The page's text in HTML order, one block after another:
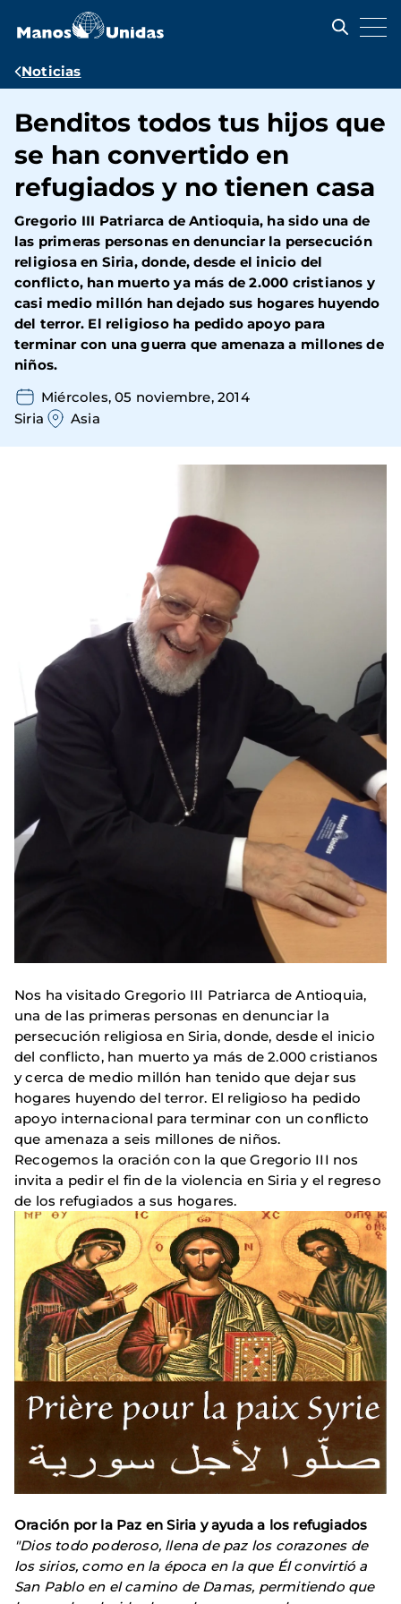
contenido
Ruta
navegación
Noticias
Benditos todos tus hijos que
se han convertido en
refugiados y no tienen casa
Gregorio III Patriarca de Antioquia, ha sido una de
las primeras personas en denunciar la persecución
religiosa en Siria, donde, desde el inicio del
conflicto, han muerto ya más de 2.000 cristianos y
casi medio millón han dejado sus hogares huyendo
del terror. El religioso ha pedido apoyo para
terminar con una guerra que amenaza a millones de
niños.
Miércoles, 05 noviembre, 2014
Siria
Asia
Nos ha visitado Gregorio III Patriarca de Antioquia,
una de las primeras personas en denunciar la
persecución religiosa en Siria, donde, desde el inicio
del conflicto, han muerto ya más de 2.000 cristianos
y cerca de medio millón han tenido que dejar sus
hogares huyendo del terror. El religioso ha pedido
apoyo internacional para terminar con un conflicto
que amenaza a seis millones de niños.
Recogemos la oración con la que Gregorio III nos
invita a pedir el fin de la violencia en Siria y el regreso
de los refugiados a sus hogares.
Oración por la Paz en Siria y ayuda a los refugiados
"Dios todo poderoso, llena de paz los corazones de
los sirios, como en la época en la que Él convirtió a
San Pablo en el camino de Damas, permitiendo que